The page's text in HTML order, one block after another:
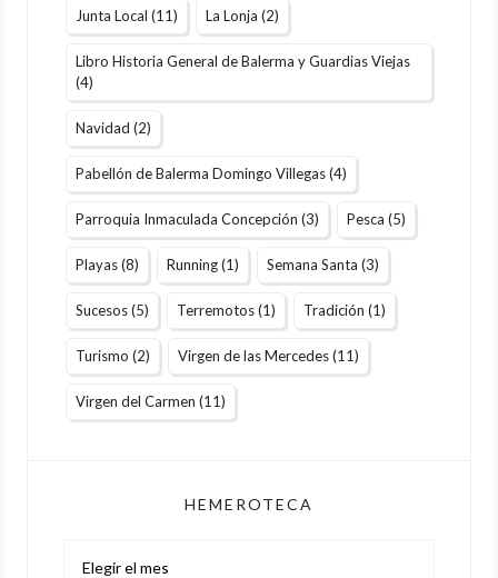
Junta Local (11) La Lonja (2)
Libro Historia General de Balerma y Guardias Viejas
(4)
Navidad (2)
Pabellón de Balerma Domingo Villegas(4)
Parroquia Inmaculada Concepción (3) Pesca (5)
Playas(8) Running(1) Semana Santa (3)
Sucesos(5) Terremotos(1) Tradición (1)
Turismo (2) Virgen de las Mercedes(11)
Virgen del Carmen (11)
HEMEROTECA